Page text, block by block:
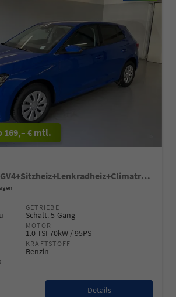
169,– € mtl.
Selection 95PS GV4+Sitzheiz+Lenkradheiz+Climatronic+Sunset+AppConnect+PDC
GETRIEBE
Schalt. 5-Gang
MOTOR
1.0 TSI 70kW / 95PS
KRAFTSTOFF
Benzin
Details